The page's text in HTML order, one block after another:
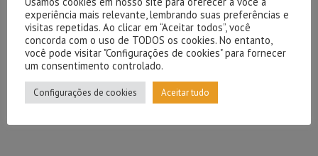
experiência mais relevante, lembrando suas preferências e
visitas repetidas. Ao clicar em “Aceitar todos”, você
concorda com o uso de TODOS os cookies. No entanto,
você pode visitar "Configurações de cookies" para fornecer
um consentimento controlado.
Configurações de cookies Aceitar tudo